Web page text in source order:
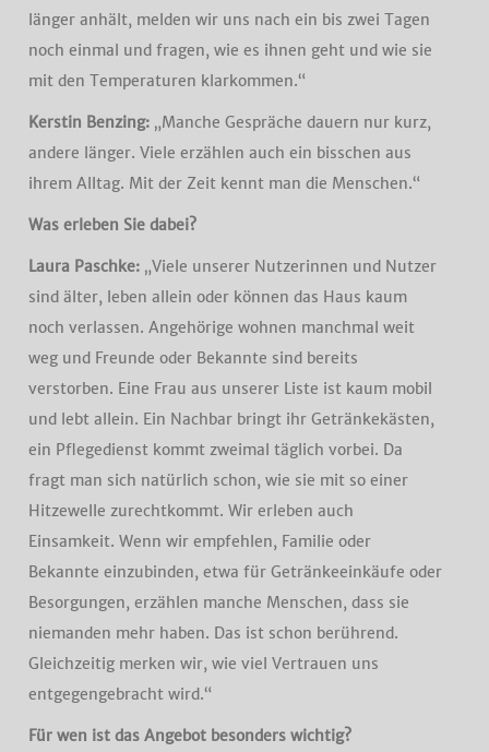
länger anhält, melden wir uns nach ein bis zwei Tagen
noch einmal und fragen, wie es ihnen geht und wie sie
mit den Temperaturen klarkommen.“
Kerstin Benzing: „Manche Gespräche dauern nur kurz,
andere länger. Viele erzählen auch ein bisschen aus
ihrem Alltag. Mit der Zeit kennt man die Menschen.“
Was erleben Sie dabei?
Laura Paschke: „Viele unserer Nutzerinnen und Nutzer
sind älter, leben allein oder können das Haus kaum
noch verlassen. Angehörige wohnen manchmal weit
weg und Freunde oder Bekannte sind bereits
verstorben. Eine Frau aus unserer Liste ist kaum mobil
und lebt allein. Ein Nachbar bringt ihr Getränkekästen,
ein Pflegedienst kommt zweimal täglich vorbei. Da
fragt man sich natürlich schon, wie sie mit so einer
Hitzewelle zurechtkommt. Wir erleben auch
Einsamkeit. Wenn wir empfehlen, Familie oder
Bekannte einzubinden, etwa für Getränkeeinkäufe oder
Besorgungen, erzählen manche Menschen, dass sie
niemanden mehr haben. Das ist schon berührend.
Gleichzeitig merken wir, wie viel Vertrauen uns
entgegengebracht wird.“
Für wen ist das Angebot besonders wichtig?